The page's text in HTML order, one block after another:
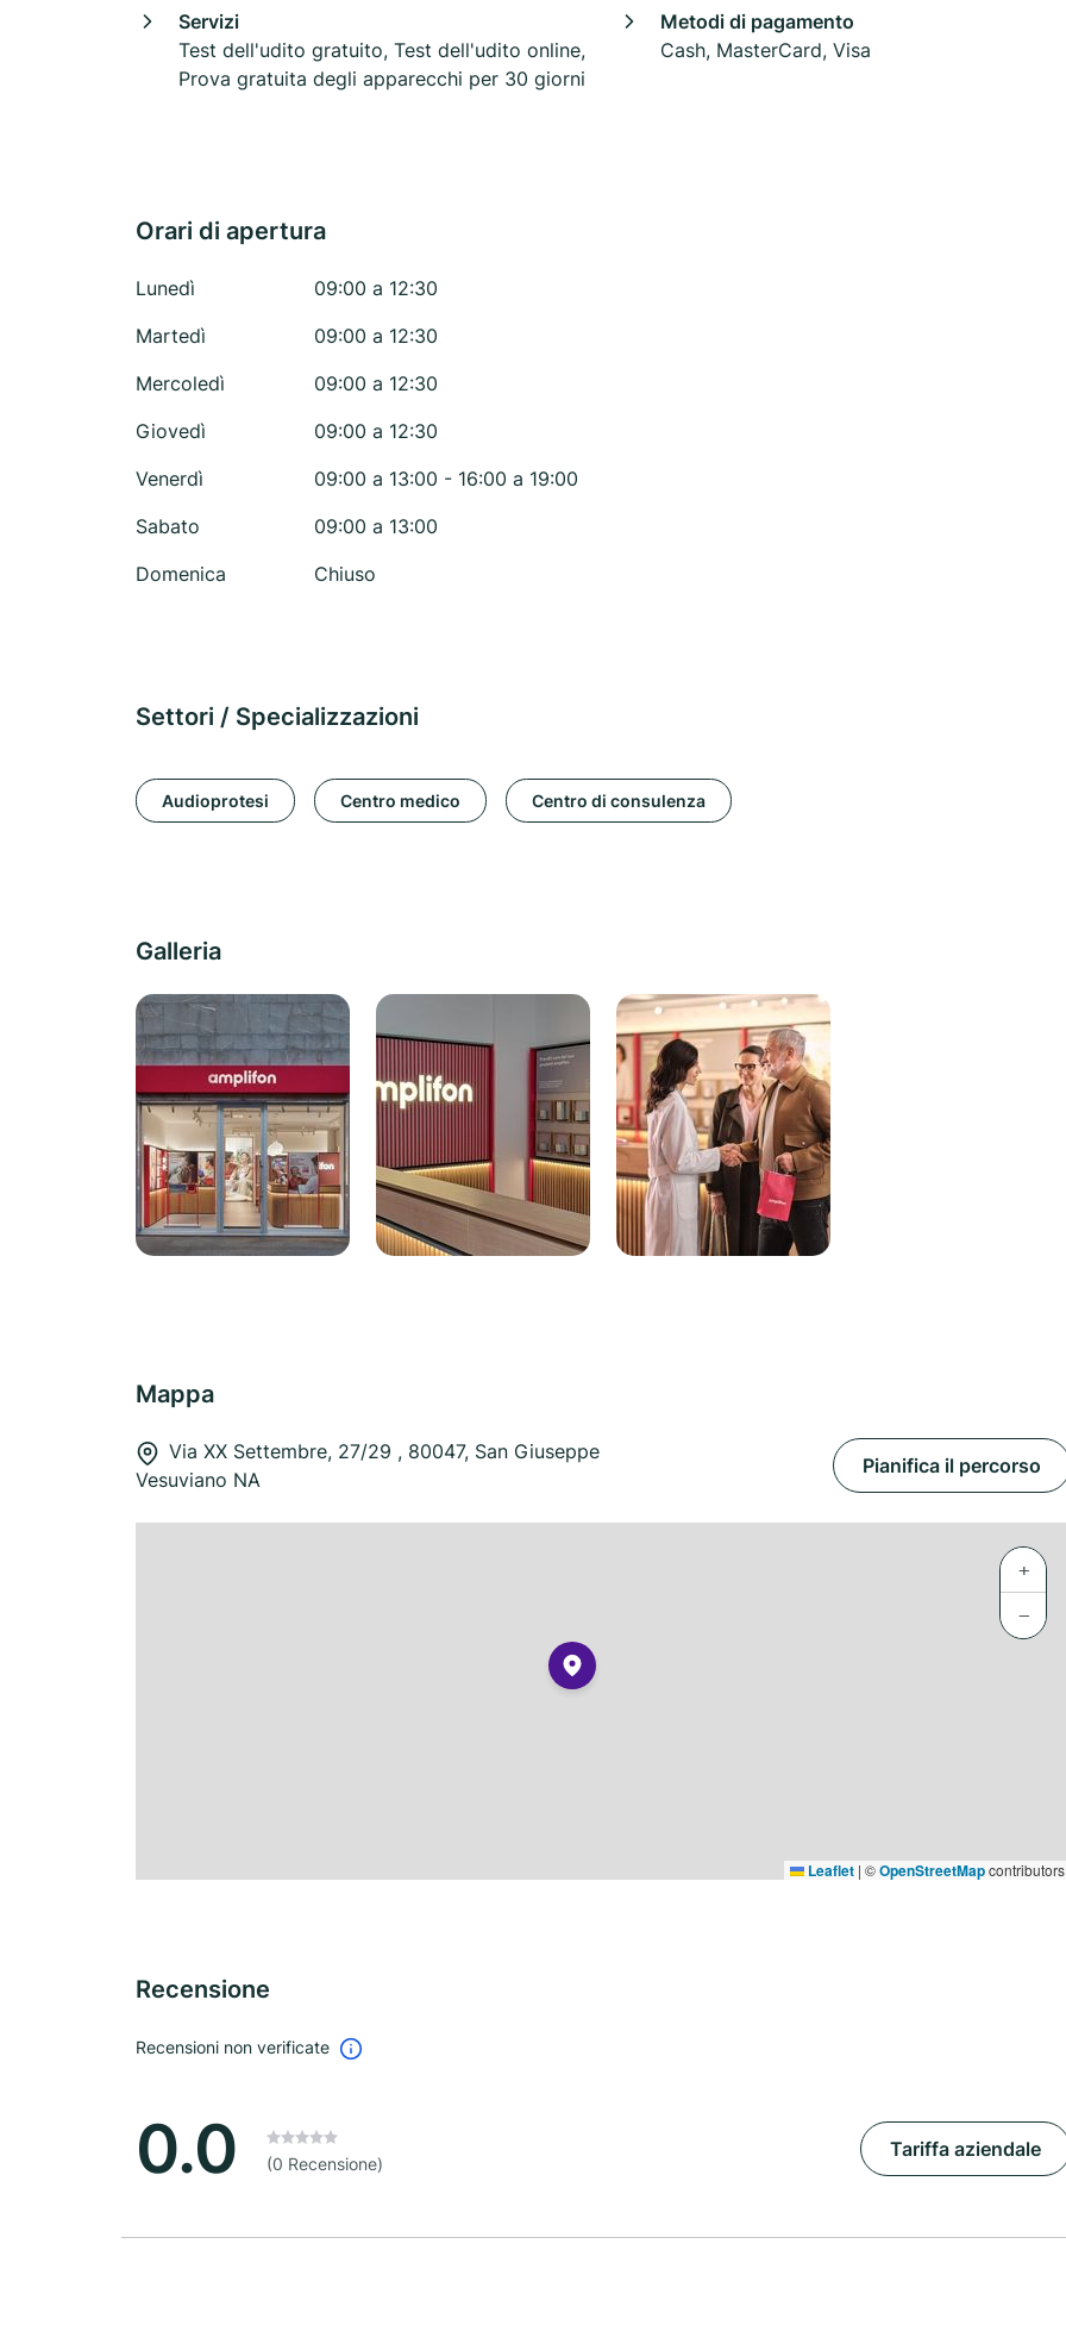
Servizi
Test dell'udito gratuito, Test dell'udito online,
Prova gratuita degli apparecchi per 30 giorni
Metodi di pagamento
Cash, MasterCard, Visa
Orari di apertura
Lunedì
09:00 a 12:30
Martedì
09:00 a 12:30
Mercoledì
09:00 a 12:30
Giovedì
09:00 a 12:30
Venerdì
09:00 a 13:00 - 16:00 a 19:00
Sabato
09:00 a 13:00
Domenica
Chiuso
Settori / Specializzazioni
Audioprotesi Centro medico Centro di consulenza
Galleria
Mappa
Via XX Settembre, 27/29 , 80047, San Giuseppe
Vesuviano NA
Pianifica il percorso
+
−
Leaflet | ©OpenStreetMapcontributors
Recensione
Recensioni non verificate
0.0 (0 Recensione)
Tariffa aziendale